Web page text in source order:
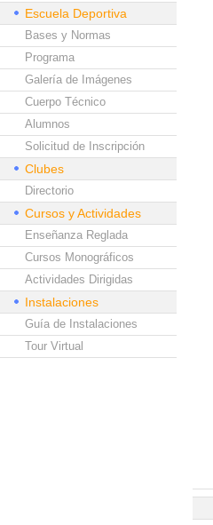
Escuela Deportiva
Bases y Normas
Programa
Galería de Imágenes
Cuerpo Técnico
Alumnos
Solicitud de Inscripción
Clubes
Directorio
Cursos y Actividades
Enseñanza Reglada
Cursos Monográficos
Actividades Dirigidas
Instalaciones
Guía de Instalaciones
Tour Virtual